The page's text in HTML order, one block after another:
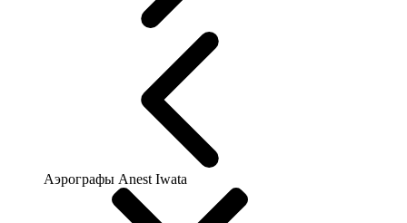
Аэрографы Anest Iwata